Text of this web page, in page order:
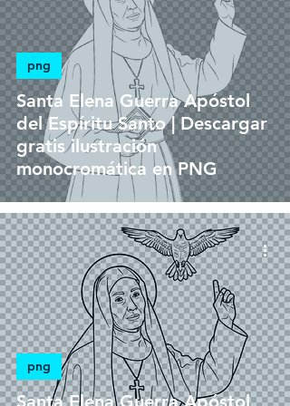
Santa Elena Guerra Apóstol
del Espíritu Santo | Descargar
gratis ilustración
monocromática en PNG
png
Santa Elena Guerra Apóstol
png